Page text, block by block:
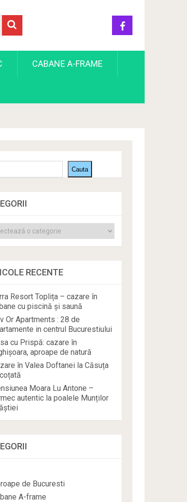
CABANE A-FRAME
Cauta
RECENTE
Resort Toplița – cazare în
cu piscină și saună
Or Apartments : 28 de
in centrul Bucurestiului
cu Prispă: cazare în
aproape de natură
în Valea Doftanei la Căsuța
Moara Lu Antone –
autentic la poalele Munților
de Bucuresti
A-frame